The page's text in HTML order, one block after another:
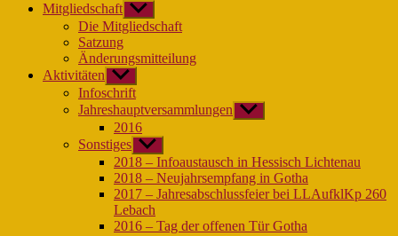
Mitgliedschaft Untermenü
anzeigen
Die Mitgliedschaft
Satzung
Änderungsmitteilung
Aktivitäten Untermenü
anzeigen
Infoschrift
Jahreshauptversammlungen Untermenü
anzeigen
2016
Sonstiges Untermenü
anzeigen
2018 – Infoaustausch in Hessisch Lichtenau
2018 – Neujahrsempfang in Gotha
2017 – Jahresabschlussfeier bei LLAufklKp 260
Lebach
2016 – Tag der offenen Tür Gotha